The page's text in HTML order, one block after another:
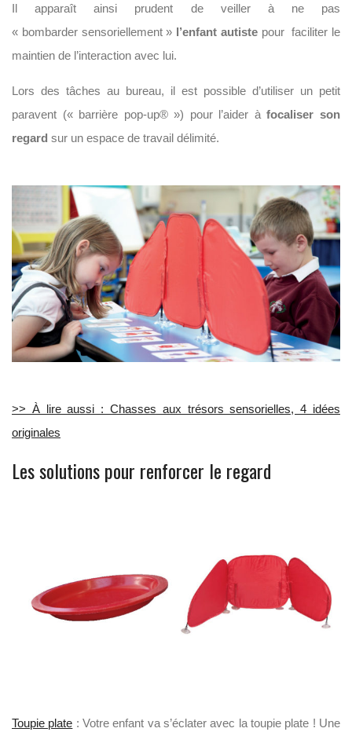
Il apparaît ainsi prudent de veiller à ne pas
« bombarder sensoriellement » l’enfant autistepour faciliter le
maintien de l’interaction avec lui.
Lors des tâches au bureau, il est possible d’utiliser un petit
paravent (« barrière pop-up® ») pour l’aider àfocaliser son
regard sur un espace de travail délimité.
>> À lire aussi : Chasses aux trésors sensorielles, 4 idées
originales
Les solutions pour renforcer le regard
Toupie plate : Votre enfant va s’éclater avec la toupie plate ! Une